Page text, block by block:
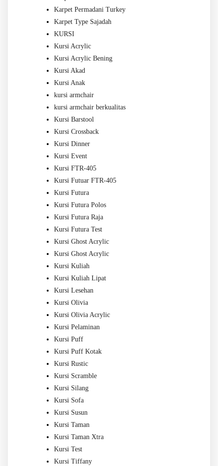
Karpet Permadani Turkey
Karpet Type Sajadah
KURSI
Kursi Acrylic
Kursi Acrylic Bening
Kursi Akad
Kursi Anak
kursi armchair
kursi armchair berkualitas
Kursi Barstool
Kursi Crossback
Kursi Dinner
Kursi Event
Kursi FTR-405
Kursi Futuar FTR-405
Kursi Futura
Kursi Futura Polos
Kursi Futura Raja
Kursi Futura Test
Kursi Ghost Acrylic
Kursi Ghost Acrylic
Kursi Kuliah
Kursi Kuliah Lipat
Kursi Lesehan
Kursi Olivia
Kursi Olivia Acrylic
Kursi Pelaminan
Kursi Puff
Kursi Puff Kotak
Kursi Rustic
Kursi Scramble
Kursi Silang
Kursi Sofa
Kursi Susun
Kursi Taman
Kursi Taman Xtra
Kursi Test
Kursi Tiffany